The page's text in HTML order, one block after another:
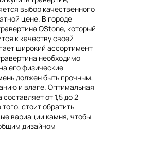
выбор качественного
цене. В городе
QStone, который
к качеству своей
широкий ассортимент
необходимо
его физические
должен быть прочным,
и влаге. Оптимальная
от 1,5 до 2
стоит обратить
вариации камня, чтобы
дизайном